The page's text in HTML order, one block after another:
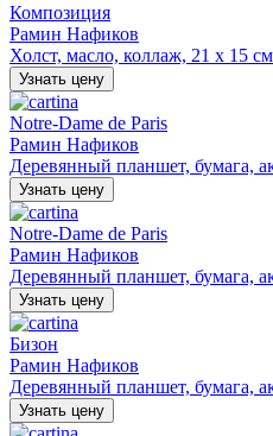
Композиция
Рамин Нафиков
Холст, масло, коллаж, 21 х 15 см
Узнать цену
Notre-Dame de Paris
Рамин Нафиков
Деревянный планшет, бумага,
Узнать цену
Notre-Dame de Paris
Рамин Нафиков
Деревянный планшет, бумага,
Узнать цену
Бизон
Рамин Нафиков
Деревянный планшет, бумага,
Узнать цену